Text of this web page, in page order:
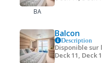
BA
Balcon
Description
Disponible sur
Deck 11, Deck